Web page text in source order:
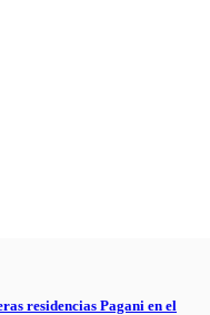
residencias Pagani en el